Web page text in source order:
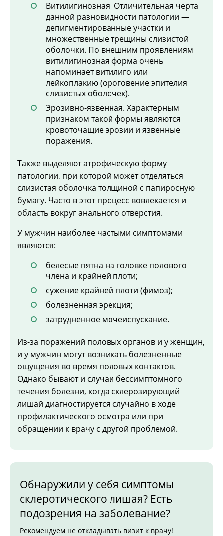
Витилигинозная. Отличительная черта
данной разновидности патологии —
депигментированные участки и
множественные трещины слизистой
оболочки. По внешним проявлениям
витилигинозная форма очень
напоминает витилиго или
лейкоплакию (ороговение эпителия
слизистых оболочек).
Эрозивно-язвенная. Характерным
признаком такой формы являются
кровоточащие эрозии и язвенные
поражения.
Также выделяют атрофическую форму
патологии, при которой может отделяться
слизистая оболочка толщиной с папиросную
бумагу. Часто в этот процесс вовлекается и
область вокруг анального отверстия.
У мужчин наиболее частыми симптомами
являются:
белесые пятна на головке полового
члена и крайней плоти;
сужение крайней плоти (фимоз);
болезненная эрекция;
затрудненное мочеиспускание.
Из-за поражений половых органов и у женщин,
и у мужчин могут возникать болезненные
ощущения во время половых контактов.
Однако бывают и случаи бессимптомного
течения болезни, когда склерозирующий
лишай диагностируется случайно в ходе
профилактического осмотра или при
обращении к врачу с другой проблемой.
Обнаружили у себя симптомы
склеротического лишая? Есть
подозрения на заболевание?
Рекомендуем не откладывать визит к врачу!